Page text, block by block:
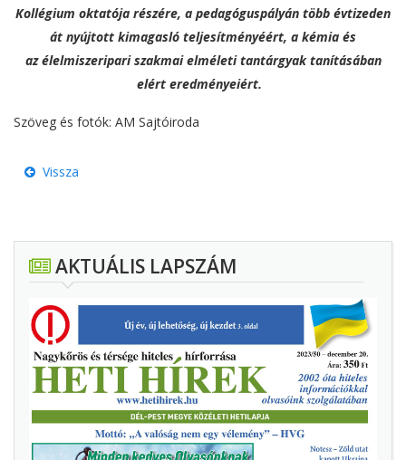
Kollégium oktatója részére, a pedagóguspályán több évtizeden
át nyújtott kimagasló teljesítményéért, a kémia és
az élelmiszeripari szakmai elméleti tantárgyak tanításában
elért eredményeiért.
Szöveg és fotók: AM Sajtóiroda
Vissza
AKTUÁLIS LAPSZÁM